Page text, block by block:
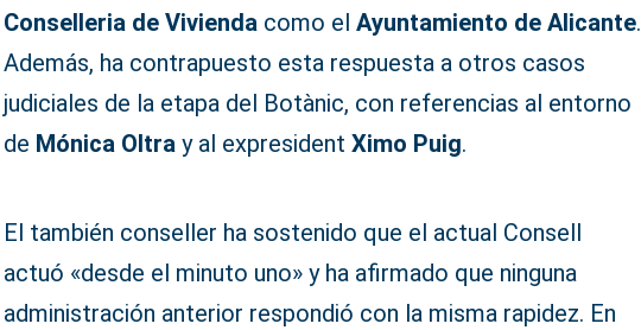
Conselleria de Vivienda como elAyuntamiento de Alicante.
Además, ha contrapuesto esta respuesta a otros casos
judiciales de la etapa del Botànic, con referencias al entorno
de Mónica Oltra y al expresidentXimo Puig.
El también conseller ha sostenido que el actual Consell
actuó «desde el minuto uno» y ha afirmado que ninguna
administración anterior respondió con la misma rapidez. En